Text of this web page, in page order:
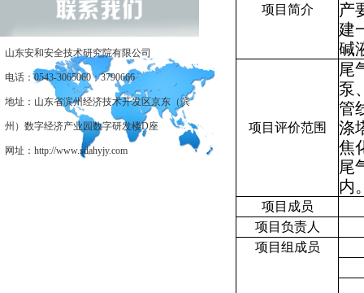
山东安和安全技术研究院有限公司
电话：0543-3065060；3790666
地址：山东省滨州经济技术开发区京东（滨
州）数字经济产业园数字研发楼D座
网址：http://www.sdahyjy.com
项目简介
产
建
碱
项目评价范围
尾
泵
管
涤
焦
尾
内
项目成员
项目负责人
项目组成员